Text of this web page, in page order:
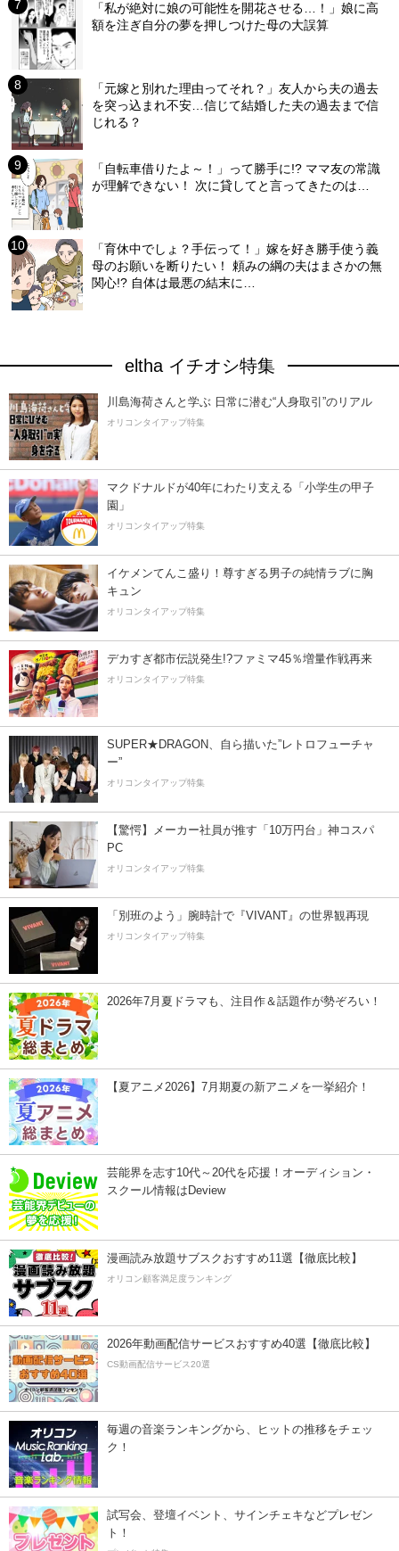
「私が絶対に娘の可能性を開花させる…！」娘に高
額を注ぎ自分の夢を押しつけた母の大誤算
「元嫁と別れた理由ってそれ？」友人から夫の過去
を突っ込まれ不安…信じて結婚した夫の過去まで信
じれる？
「自転車借りたよ～！」って勝手に!? ママ友の常識
が理解できない！ 次に貸してと言ってきたのは…
「育休中でしょ？手伝って！」嫁を好き勝手使う義
母のお願いを断りたい！ 頼みの綱の夫はまさかの無
関心!? 自体は最悪の結末に…
eltha イチオシ特集
川島海荷さんと学ぶ 日常に潜む“人身取引”のリアル
オリコンタイアップ特集
マクドナルドが40年にわたり支える「小学生の甲子
園」
オリコンタイアップ特集
イケメンてんこ盛り！尊すぎる男子の純情ラブに胸
キュン
オリコンタイアップ特集
デカすぎ都市伝説発生!?ファミマ45％増量作戦再来
オリコンタイアップ特集
SUPER★DRAGON、自ら描いた”レトロフューチャ
ー”
オリコンタイアップ特集
【驚愕】メーカー社員が推す「10万円台」神コスパ
PC
オリコンタイアップ特集
「別班のよう」腕時計で『VIVANT』の世界観再現
オリコンタイアップ特集
2026年7月夏ドラマも、注目作＆話題作が勢ぞろい！
【夏アニメ2026】7月期夏の新アニメを一挙紹介！
芸能界を志す10代～20代を応援！オーディション・
スクール情報はDeview
漫画読み放題サブスクおすすめ11選【徹底比較】
オリコン顧客満足度ランキング
2026年動画配信サービスおすすめ40選【徹底比較】
CS動画配信サービス20選
毎週の音楽ランキングから、ヒットの推移をチェッ
ク！
試写会、登壇イベント、サインチェキなどプレゼン
ト！